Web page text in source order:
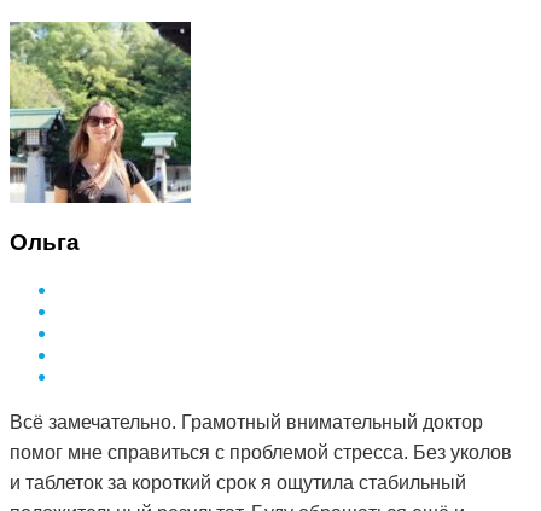
Ольга
Всё замечательно. Грамотный внимательный доктор
помог мне справиться с проблемой стресса. Без уколов
и таблеток за короткий срок я ощутила стабильный